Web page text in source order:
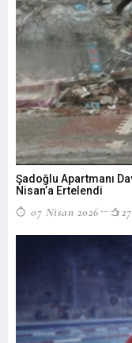
Şadoğlu Apartmanı
Nisan’a Ertelendi
07 Nisan 2026